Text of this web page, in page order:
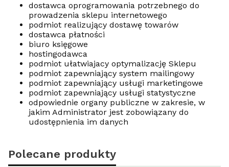
dostawca oprogramowania potrzebnego do
prowadzenia sklepu internetowego
podmiot realizujący dostawę towarów
dostawca płatności
biuro księgowe
hostingodawca
podmiot ułatwiajacy optymalizację Sklepu
podmiot zapewniający system mailingowy
podmiot zapewniający usługi marketingowe
podmiot zapewniający usługi statystyczne
odpowiednie organy publiczne w zakresie, w
jakim Administrator jest zobowiązany do
udostępnienia im danych
Polecane produkty